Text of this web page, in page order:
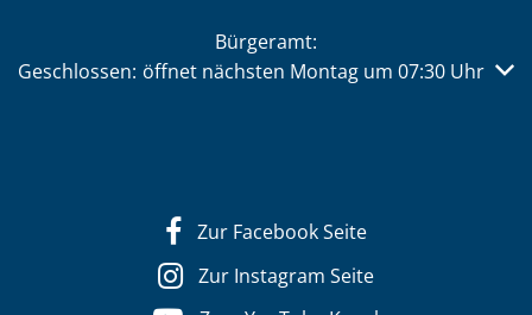
Bürgeramt:
Klicken, um weitere Öffnungs- oder Schließzeiten
Geschlossen: öffnet nächsten Montag um 07:30 Uhr
Zur Facebook Seite
Zur Instagram Seite